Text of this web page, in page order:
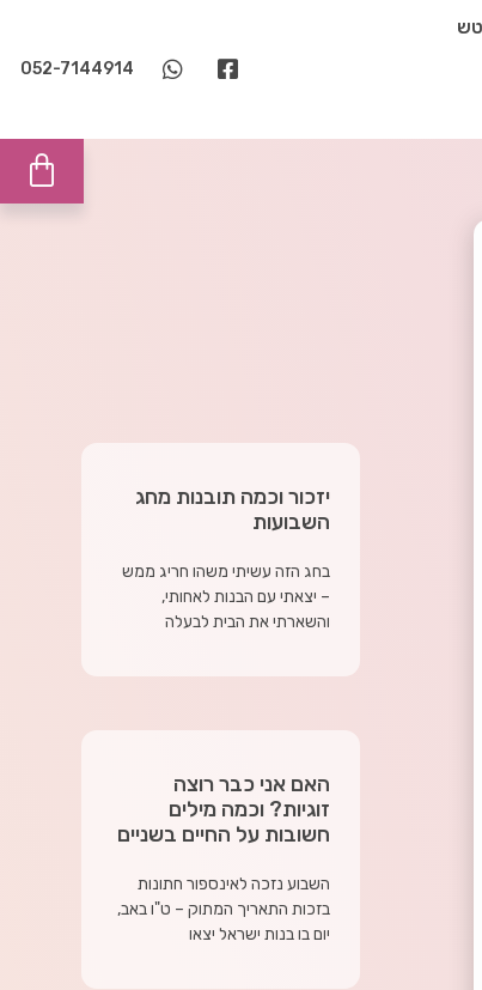
052-7144914
יזכור וכמה תובנות מחג
השבועות
בחג הזה עשיתי משהו חריג ממש
– יצאתי עם הבנות לאחותי,
והשארתי את הבית לבעלה
האם אני כבר רוצה
זוגיות? וכמה מילים
חשובות על החיים בשניים
השבוע נזכה לאינספור חתונות
בזכות התאריך המתוק – ט"ו באב,
יום בו בנות ישראל יצאו